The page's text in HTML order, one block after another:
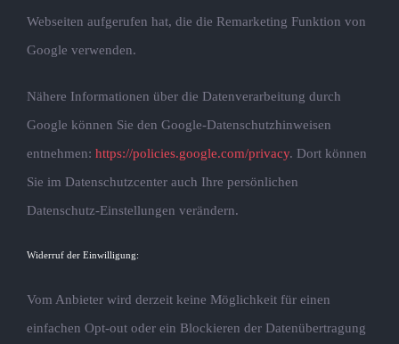
Webseiten aufgerufen hat, die die Remarketing Funktion von
Google verwenden.
Nähere Informationen über die Datenverarbeitung durch
Google können Sie den Google-Datenschutzhinweisen
entnehmen: https://policies.google.com/privacy. Dort können
Sie im Datenschutzcenter auch Ihre persönlichen
Datenschutz-Einstellungen verändern.
Widerruf der Einwilligung:
Vom Anbieter wird derzeit keine Möglichkeit für einen
einfachen Opt-out oder ein Blockieren der Datenübertragung